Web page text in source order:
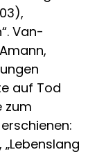
Van-
auf Tod
zum
„Lebenslang